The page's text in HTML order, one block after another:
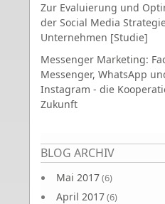
Zur Evaluierung und
der Social Media
Unternehmen [Studie]
Messenger Marketing:
Messenger, WhatsApp
Instagram - die
Zukunft
BLOG ARCHIV
Mai 2017(6)
April 2017(6)
Seiten